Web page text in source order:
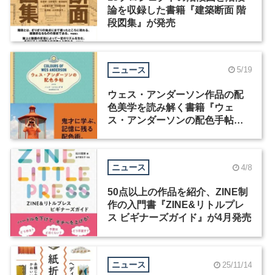
論を収録した書籍『建築断面 階
段図集』が発売
ニュース 5/19
ウェス・アンダーソン作品の配
色美学を読み解く書籍『ウェ
ス・アンダーソンの配色手帖』
ニュース 4/8
50点以上の作品を紹介、ZINE制
作の入門書『ZINE&リトルプレ
ス ビギナーズガイド』が4月発売
ニュース 25/11/14